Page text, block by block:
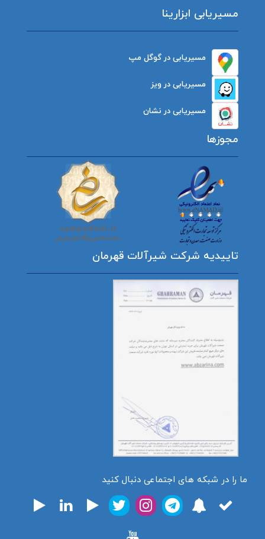
مسیریابی ابزارینا
مسیریابی در گوگل مپ
مسیریابی در ویز
مسیریابی در نشان
مجوزها
تاییدیه شرکت شیرآلات قهرمان
ما را در شبکه های اجتماعی دنبال کنید